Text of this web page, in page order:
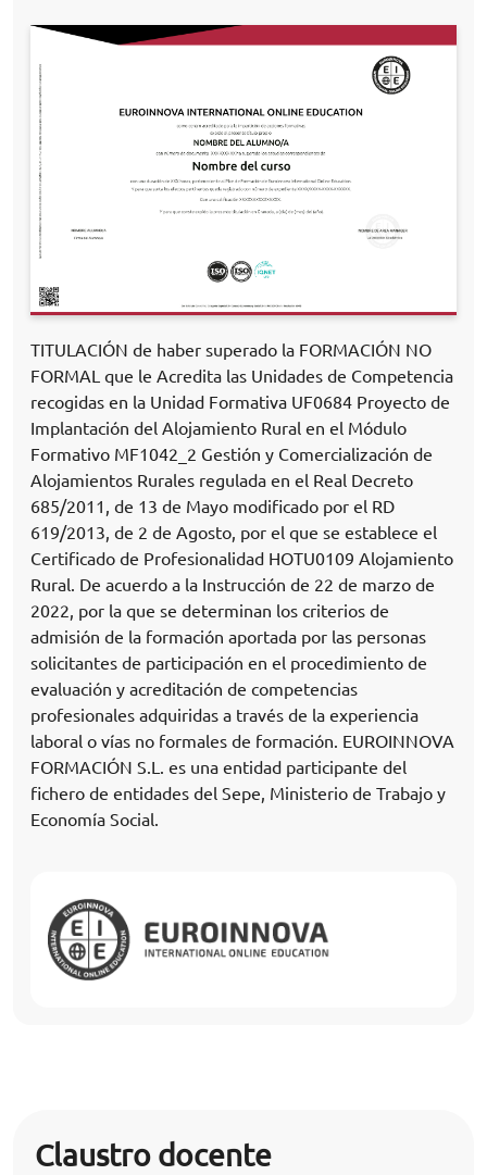
TITULACIÓN de haber superado la FORMACIÓN NO
FORMAL que le Acredita las Unidades de Competencia
recogidas en la Unidad Formativa UF0684 Proyecto de
Implantación del Alojamiento Rural en el Módulo
Formativo MF1042_2 Gestión y Comercialización de
Alojamientos Rurales regulada en el Real Decreto
685/2011, de 13 de Mayo modificado por el RD
619/2013, de 2 de Agosto, por el que se establece el
Certificado de Profesionalidad HOTU0109 Alojamiento
Rural. De acuerdo a la Instrucción de 22 de marzo de
2022, por la que se determinan los criterios de
admisión de la formación aportada por las personas
solicitantes de participación en el procedimiento de
evaluación y acreditación de competencias
profesionales adquiridas a través de la experiencia
laboral o vías no formales de formación. EUROINNOVA
FORMACIÓN S.L. es una entidad participante del
fichero de entidades del Sepe, Ministerio de Trabajo y
Economía Social.
Claustro docente